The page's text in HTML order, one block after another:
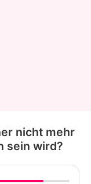
nicht mehr
sein wird?